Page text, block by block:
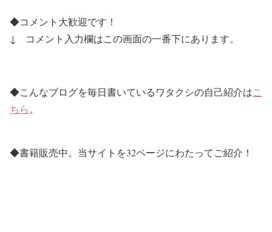
◆コメント大歓迎です！
↓
コメント入力欄はこの画面の一番下にあります。
◆こんなブログを毎日書いているワタクシの自己紹介はこ
ちら。
◆書籍販売中。当サイトを32ページにわたってご紹介！